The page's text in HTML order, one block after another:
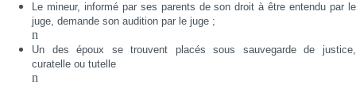
Le mineur, informé par ses parents de son droit à être entendu par le
juge, demande son audition par le juge ;
n
Un des époux se trouvent placés sous sauvegarde de justice,
curatelle ou tutelle
n